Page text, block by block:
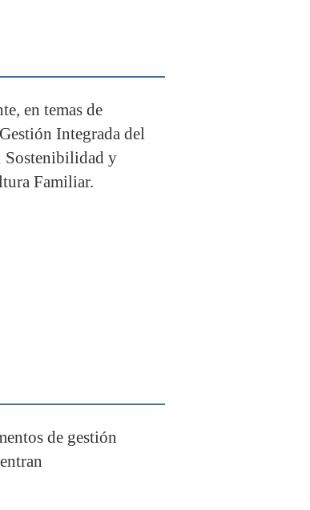
en temas de
Integrada del
Sostenibilidad y
Familiar.
de gestión